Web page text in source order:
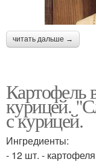
читать дальше →
Картофель
курицей.
с курицей.
Ингредиенты:
- 12 шт. - картофеля